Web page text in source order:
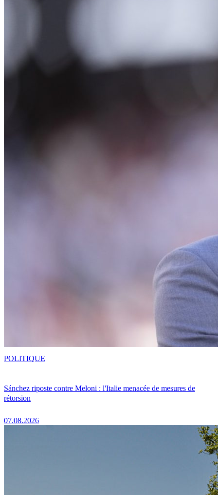
Sánchez riposte contre Meloni : l'Italie menacée de mesures de
rétorsion
07.08.2026
POLITIQUE